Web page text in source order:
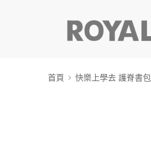
首頁 快樂上學去 護脊書包